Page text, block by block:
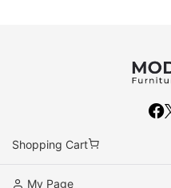
Shopping Cart
My Page